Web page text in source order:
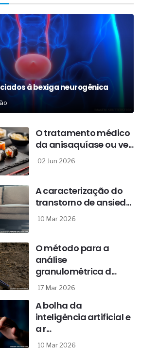
à bexiga neurogênica
O tratamento médico
da anisaquíase ou ve...
02 Jun 2026
A caracterização do
transtorno de ansied...
10 Mar 2026
O método para a
análise
granulométrica d...
17 Mar 2026
A bolha da
inteligência artificial e
a r...
10 Mar 2026